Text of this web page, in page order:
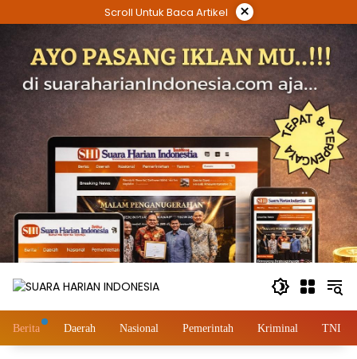
ke
Scroll Untuk Baca Artikel ×
Berita Daerah Nasional Pemerintah Kriminal TNI –